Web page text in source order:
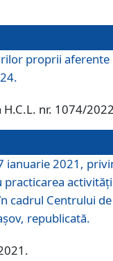
proprii aferente
nr. 1074/
ianuarie 2021,
cadrul Centrului de
republicată.